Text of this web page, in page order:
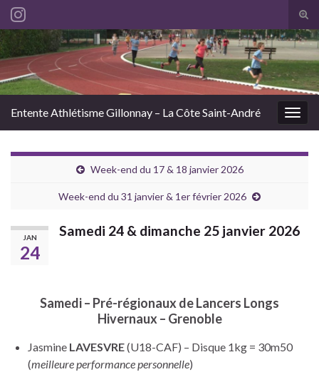
Search for:
Entente Athlétisme Gillonnay – La Côte Saint-André
Week-end du 17 & 18 janvier 2026
Week-end du 31 janvier & 1er février 2026
JAN
24
Samedi 24 & dimanche 25 janvier 2026
Samedi – Pré-régionaux de Lancers Longs
Hivernaux – Grenoble
Jasmine LAVESVRE(U18-CAF) – Disque 1kg = 30m50
(meilleure performance personnelle)